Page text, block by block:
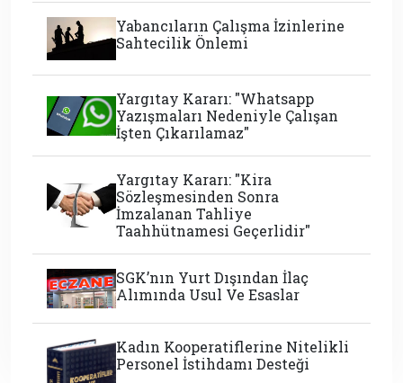
Yabancıların Çalışma İzinlerine
Sahtecilik Önlemi
Yargıtay Kararı: "Whatsapp
Yazışmaları Nedeniyle Çalışan
İşten Çıkarılamaz"
Yargıtay Kararı: "Kira
Sözleşmesinden Sonra
İmzalanan Tahliye
Taahhütnamesi Geçerlidir"
SGK’nın Yurt Dışından İlaç
Alımında Usul Ve Esaslar
Kadın Kooperatiflerine Nitelikli
Personel İstihdamı Desteği